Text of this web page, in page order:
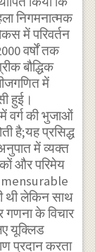
निगमनात्मक
में परिवर्तन
वर्षों तक
बौद्धिक
में
हुई।
में वर्ग की भुजाओं
है;यह प्रसिद्ध
में व्यक्त
और परिमेय
लेकिन साथ
के विचार
यूक्लिड
प्रदान करता